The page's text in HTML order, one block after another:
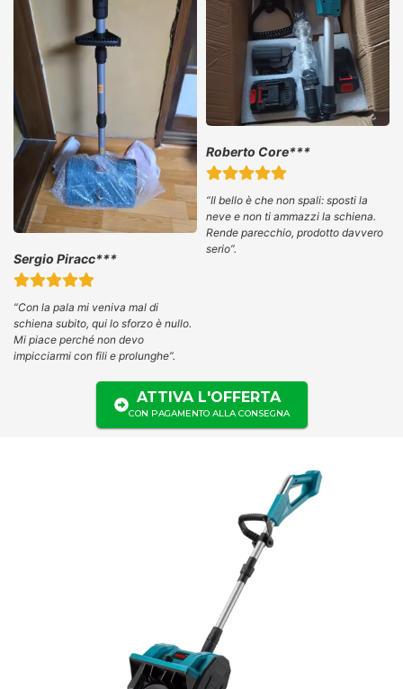
Sergio Piracc***
“Con la pala mi veniva mal di
schiena subito, qui lo sforzo è nullo.
Mi piace perché non devo
impicciarmi con fili e prolunghe”.
Roberto Core***
“Il bello è che non spali: sposti la
neve e non ti ammazzi la schiena.
Rende parecchio, prodotto davvero
serio”.
ATTIVA L'OFFERTA
CON PAGAMENTO ALLA CONSEGNA